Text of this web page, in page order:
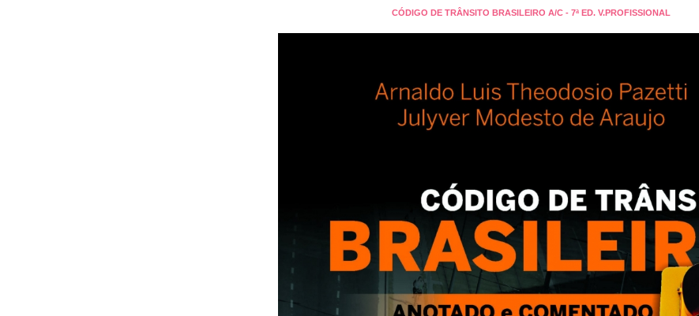
CÓDIGO DE TRÂNSITO BRASILEIRO A/C - 7ª ED. V.PROFISSIONAL